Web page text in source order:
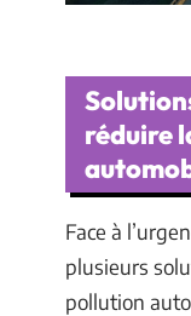
réduire
Face à
plusieurs
pollution